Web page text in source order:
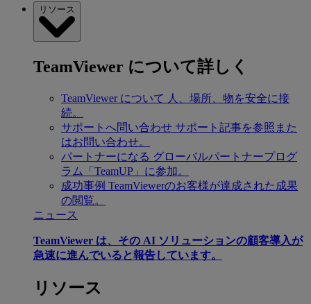
リソース
TeamViewer について詳しく
TeamViewer について 人、場所、物を安全に接
続。
サポートへ問い合わせ サポート記事を参照また
はお問い合わせ。
パートナーになる グローバルパートナープログ
ラム「TeamUP」に参加。
成功事例 TeamViewerのお客様が達成された成果
の閲覧。
ニュース
TeamViewer は、その AI ソリューションの顧客導入が
急速に進んでいると報告しています。
リソース